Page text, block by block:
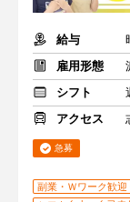
給与
雇用形態
シフト
アクセス
急募
副業・Ｗワーク歓迎